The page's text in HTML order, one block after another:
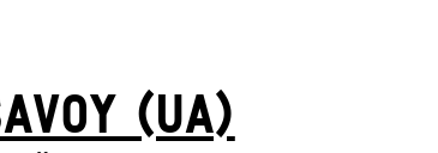
(UA)